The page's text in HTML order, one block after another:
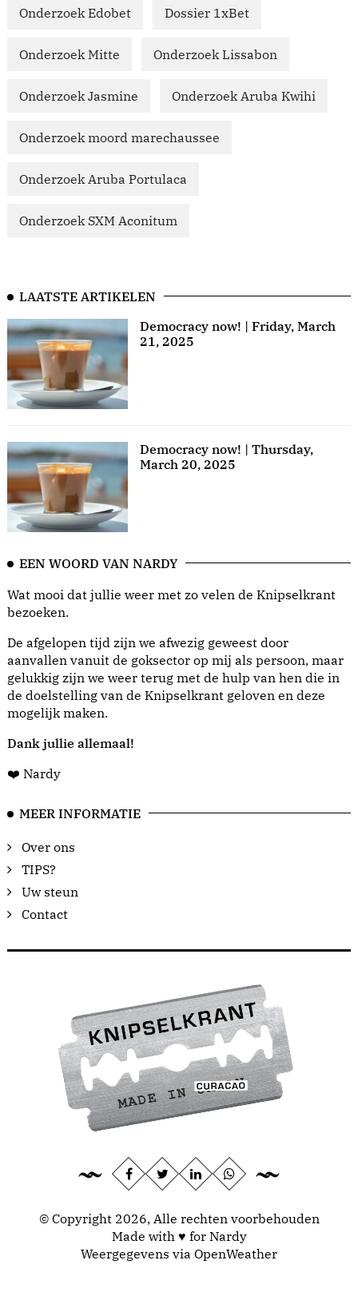
Onderzoek Edobet Dossier 1xBet
Onderzoek Mitte Onderzoek Lissabon
Onderzoek Jasmine Onderzoek Aruba Kwihi
Onderzoek moord marechaussee
Onderzoek Aruba Portulaca
Onderzoek SXM Aconitum
LAATSTE ARTIKELEN
Democracy now! | Friday, March
21, 2025
Democracy now! | Thursday,
March 20, 2025
EEN WOORD VAN NARDY
Wat mooi dat jullie weer met zo velen de Knipselkrant
bezoeken.
De afgelopen tijd zijn we afwezig geweest door
aanvallen vanuit de goksector op mij als persoon, maar
gelukkig zijn we weer terug met de hulp van hen die in
de doelstelling van de Knipselkrant geloven en deze
mogelijk maken.
Dank jullie allemaal!
❤️ Nardy
MEER INFORMATIE
Over ons
TIPS?
Uw steun
Contact
© Copyright 2026, Alle rechten voorbehouden
Made with ♥ for Nardy
Weergegevens via OpenWeather